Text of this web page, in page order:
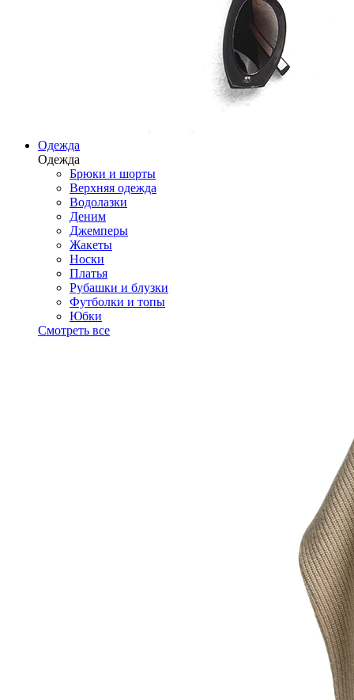
Одежда
Одежда
Брюки и шорты
Верхняя одежда
Водолазки
Деним
Джемперы
Жакеты
Носки
Платья
Рубашки и блузки
Футболки и топы
Юбки
Смотреть все